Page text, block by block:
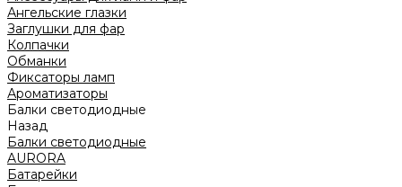
Ангельские глазки
Заглушки для фар
Колпачки
Обманки
Фиксаторы ламп
Ароматизаторы
Балки светодиодные
Назад
Балки светодиодные
AURORA
Батарейки